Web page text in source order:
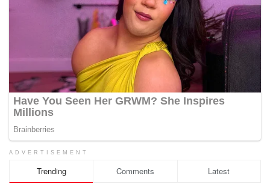
ADVERTISEMENT
Trending Comments Latest